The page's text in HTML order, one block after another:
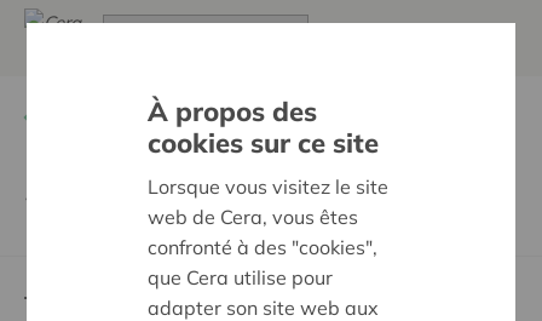
Les avantages sociétaires
2023
Tout savoir sur
À propos des
cookies sur ce site
Lorsque vous visitez le site
web de Cera, vous êtes
confronté à des "cookies",
que Cera utilise pour
adapter son site web aux